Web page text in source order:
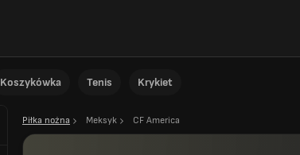
Koszykówka Tenis Krykiet
Piłka nożna Meksyk CF America